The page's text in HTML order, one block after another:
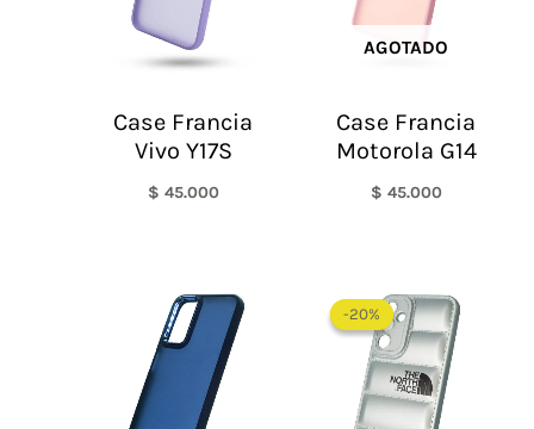
Case Francia
Vivo Y17S
$ 45.000
AGOTADO
Case Francia
Motorola G14
$ 45.000
-20%
-20%
precio
original
era:
$ 60.000.